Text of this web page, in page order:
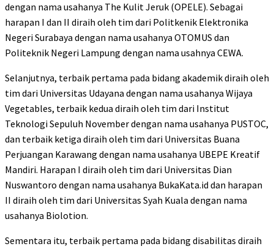
dengan nama usahanya The Kulit Jeruk (OPELE). Sebagai
harapan I dan II diraih oleh tim dari Politkenik Elektronika
Negeri Surabaya dengan nama usahanya OTOMUS dan
Politeknik Negeri Lampung dengan nama usahnya CEWA.
Selanjutnya, terbaik pertama pada bidang akademik diraih oleh
tim dari Universitas Udayana dengan nama usahanya Wijaya
Vegetables, terbaik kedua diraih oleh tim dari Institut
Teknologi Sepuluh November dengan nama usahanya PUSTOC,
dan terbaik ketiga diraih oleh tim dari Universitas Buana
Perjuangan Karawang dengan nama usahanya UBEPE Kreatif
Mandiri. Harapan I diraih oleh tim dari Universitas Dian
Nuswantoro dengan nama usahanya BukaKata.id dan harapan
II diraih oleh tim dari Universitas Syah Kuala dengan nama
usahanya Biolotion.
Sementara itu, terbaik pertama pada bidang disabilitas diraih